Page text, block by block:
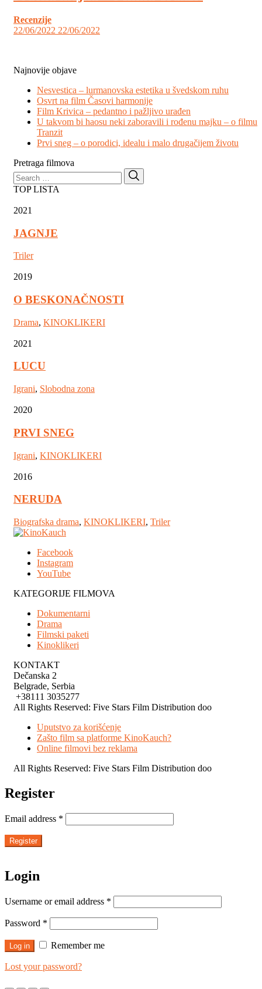
Recenzije
22/06/2022 22/06/2022
Najnovije objave
Nesvestica – lurmanovska estetika u švedskom ruhu
Osvrt na film Časovi harmonije
Film Krivica – pedantno i pažljivo urađen
U takvom bi haosu neki zaboravili i rođenu majku – o filmu
Tranzit
Prvi sneg – o porodici, idealu i malo drugačijem životu
Pretraga filmova
Search
for:
TOP LISTA
2021
JAGNJE
Triler
2019
O BESKONAČNOSTI
Drama, KINOKLIKERI
2021
LUCU
Igrani, Slobodna zona
2020
PRVI SNEG
Igrani, KINOKLIKERI
2016
NERUDA
Biografska drama, KINOKLIKERI, Triler
Facebook
Instagram
YouTube
KATEGORIJE FILMOVA
Dokumentarni
Drama
Filmski paketi
Kinoklikeri
KONTAKT
Dečanska 2
Belgrade, Serbia
+38111 3035277
All Rights Reserved: Five Stars Film Distribution doo
Uputstvo za korišćenje
Zašto film sa platforme KinoKauch?
Online filmovi bez reklama
All Rights Reserved: Five Stars Film Distribution doo
Register
Email address *
Register
Login
Username or email address *
Password *
Log in Remember me
Lost your password?